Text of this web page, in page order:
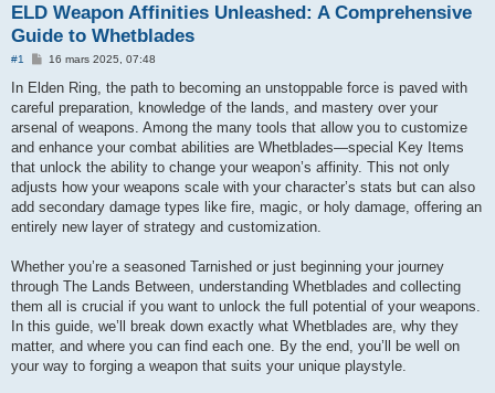
ELD Weapon Affinities Unleashed: A Comprehensive
Guide to Whetblades
#1
M
s
a
g
16 mars 2025, 07:48
In Elden Ring, the path to becoming an unstoppable force is paved with
careful preparation, knowledge of the lands, and mastery over your
arsenal of weapons. Among the many tools that allow you to customize
and enhance your combat abilities are Whetblades—special Key Items
that unlock the ability to change your weapon’s affinity. This not only
adjusts how your weapons scale with your character’s stats but can also
add secondary damage types like fire, magic, or holy damage, offering an
entirely new layer of strategy and customization.
Whether you’re a seasoned Tarnished or just beginning your journey
through The Lands Between, understanding Whetblades and collecting
them all is crucial if you want to unlock the full potential of your weapons.
In this guide, we’ll break down exactly what Whetblades are, why they
matter, and where you can find each one. By the end, you’ll be well on
your way to forging a weapon that suits your unique playstyle.